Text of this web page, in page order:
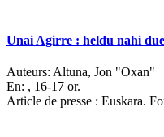
Unai Agirre : heldu nahi
Auteurs: Altuna, Jon "Oxan"
En: , 16-17 or.
Article de presse : Euskara.